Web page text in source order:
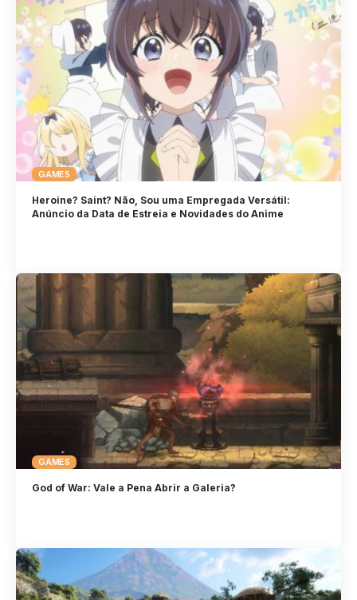
GAMES
Heroine? Saint? Não, Sou uma Empregada Versátil:
Anúncio da Data de Estreia e Novidades do Anime
GAMES
God of War: Vale a Pena Abrir a Galeria?